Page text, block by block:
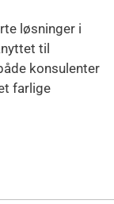
løsninger i
til
konsulenter
farlige